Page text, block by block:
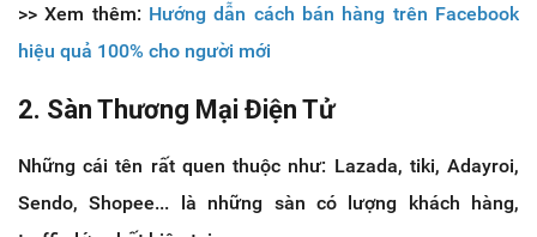
>> Xem thêm: Hướng dẫn cách bán hàng trên Facebook
hiệu quả 100% cho người mới
2. Sàn Thương Mại Điện Tử
Những cái tên rất quen thuộc như: Lazada, tiki, Adayroi,
Sendo, Shopee... là những sàn có lượng khách hàng,